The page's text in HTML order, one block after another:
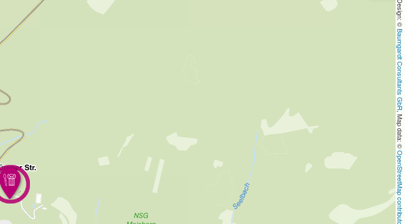
Baumgardt Consultants GbR
, Map data: ©
OpenStreetMap contributors